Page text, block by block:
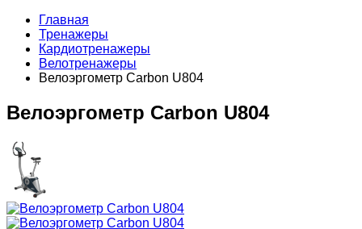
Главная
Тренажеры
Кардиотренажеры
Велотренажеры
Велоэргометр Carbon U804
Велоэргометр Carbon U804